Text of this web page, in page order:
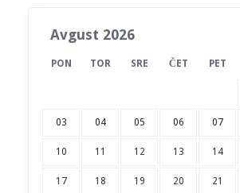
Avgust 2026
PON TOR SRE ČET PET
03 04 05 06 07
10 11 12 13 14
17 18 19 20 21